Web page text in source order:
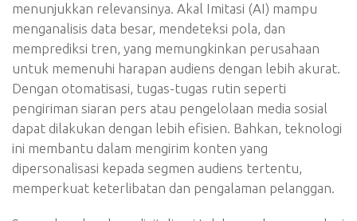
menunjukkan relevansinya. Akal Imitasi (AI) mampu
menganalisis data besar, mendeteksi pola, dan
memprediksi tren, yang memungkinkan perusahaan
untuk memenuhi harapan audiens dengan lebih akurat.
Dengan otomatisasi, tugas-tugas rutin seperti
pengiriman siaran pers atau pengelolaan media sosial
dapat dilakukan dengan lebih efisien. Bahkan, teknologi
ini membantu dalam mengirim konten yang
dipersonalisasi kepada segmen audiens tertentu,
memperkuat keterlibatan dan pengalaman pelanggan.